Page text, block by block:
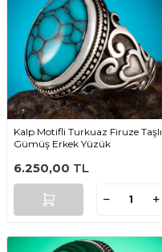
Kalp Motifli Turkuaz Firuze Taşlı
Gümüş Erkek Yüzük
6.250,00 TL